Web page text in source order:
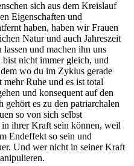
sich aus dem Kreislauf
Eigenschaften und
haben, haben wir Frauen
Natur und auch Jahreszeit
und machen ihn uns
nicht immer gleich, und
wo du im Zyklus gerade
mehr Ruhe und es ist total
und konsequent auf den
es zu den patriarchalen
so von sich selbst
ihrer Kraft sein können, weil
Endeffekt so sein und
Und wer nicht in seiner Kraft